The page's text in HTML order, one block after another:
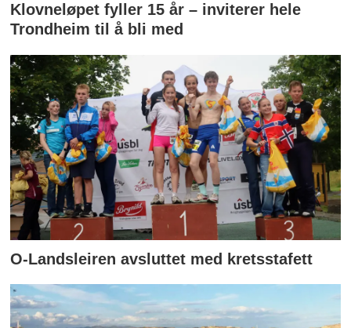
Klovneløpet fyller 15 år – inviterer hele
Trondheim til å bli med
O-Landsleiren avsluttet med kretsstafett